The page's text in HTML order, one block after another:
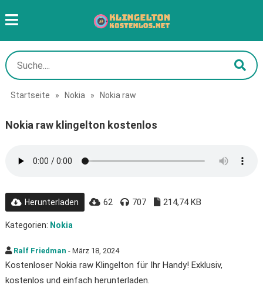
Startseite » Nokia » Nokia raw
Nokia raw klingelton kostenlos
Herunterladen 62 707 214,74 KB
Kategorien: Nokia
Ralf Friedman - März 18, 2024
Kostenloser Nokia raw Klingelton für Ihr Handy! Exklusiv,
kostenlos und einfach herunterladen.